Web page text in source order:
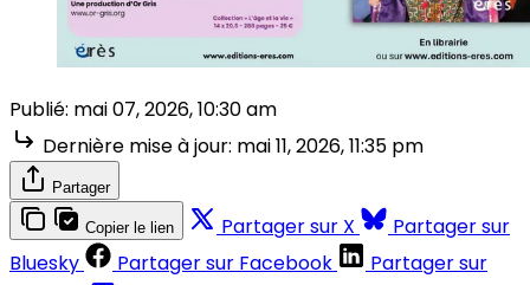
Publié: mai 07, 2026, 10:30 am
Dernière mise à jour: mai 11, 2026, 11:35 pm
Partager
Copier le lien Partager sur X
Partager sur
Bluesky
Partager sur Facebook
Partager sur